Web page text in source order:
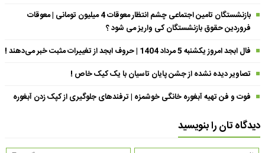
بازنشستگان تامین اجتماعی چشم انتظار معوقات 4 میلیون تومانی | معوقات
فروردین حقوق بازنشستگان کی واریز می شود ؟
فال ابجد امروز یکشنبه 5 مرداد 1404 | حروف ابجد از تغییرات مثبت خبر می‌دهند !
تصاویر دیده نشده از جشن پایان تاسیان با یک کیک خاص !
فوت و فن تهیه آبغوره خانگی خوشمزه | ترفندهای جلوگیری از کپک زدن آبغوره
دیدگاه تان را بنویسید